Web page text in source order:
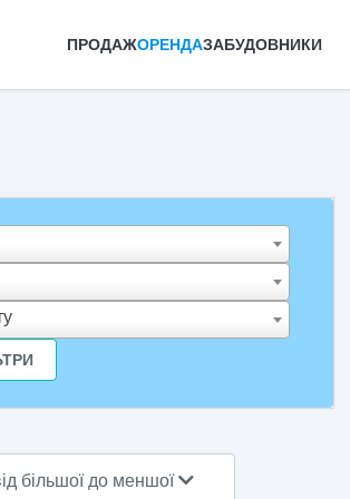
ПРОДАЖОРЕНДАЗАБУДОВНИКИ
більшої до меншої